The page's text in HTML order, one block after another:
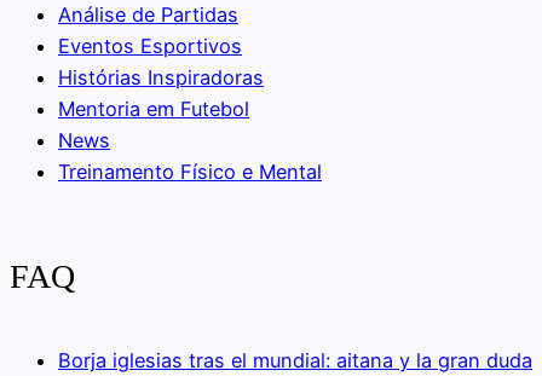
Análise de Partidas
Eventos Esportivos
Histórias Inspiradoras
Mentoria em Futebol
News
Treinamento Físico e Mental
FAQ
Borja iglesias tras el mundial: aitana y la gran duda